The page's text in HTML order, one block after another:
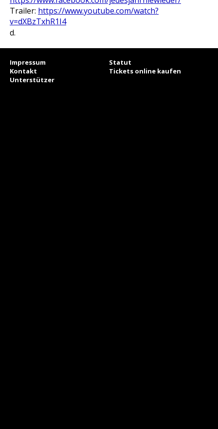
Trailer: https://www.youtube.com/watch?
v=dXBzTxhR1I4
d.
Impressum
Statut
Kontakt
Tickets online kaufen
Unterstützer